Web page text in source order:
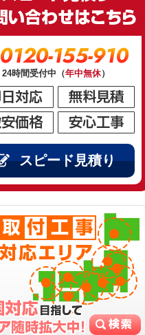
0120-155-910
24時間受付中（年中無休）
スピード見積り